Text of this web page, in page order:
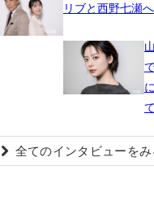
リブと西野七瀬
全てのインタビューをみ